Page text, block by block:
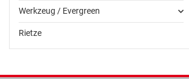
Werkzeug / Evergreen
Rietze